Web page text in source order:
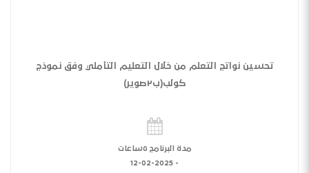
تحسين نواتج التعلم من خلال التعليم التأملي وفق نموذج
كولب(ب٢صوير)
مدة البرنامج ٥ساعات
-
12-02-2025